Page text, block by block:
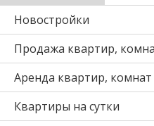
Новостройки
Продажа квартир,
Аренда квартир, комнат
Квартиры на сутки